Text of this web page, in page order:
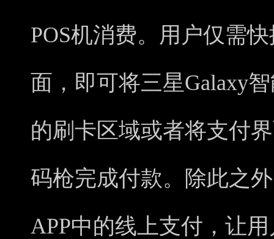
POS机消费。用户仅需
面，即可将三星Galaxy
的刷卡区域或者将支付
码枪完成付款。除此之
APP中的线上支付，让